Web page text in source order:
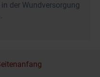
der Wundversorgung